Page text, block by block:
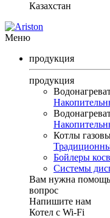
Казахстан
Меню
продукция
продукция
Котлы
Бойлеры
Системы
Вам нужна
вопрос
Напишите нам
Котел с Wi-Fi